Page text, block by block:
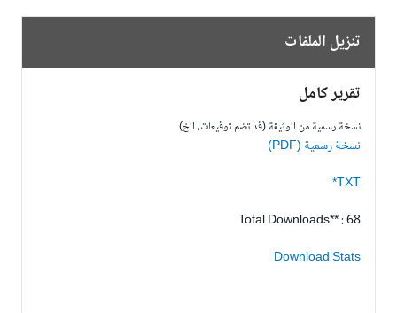
تنزيل الملفات
تقرير كامل
نسخة رسمية من الوثيقة (قد تضم توقيعات، الخ)
نسخة رسمية (PDF)
TXT*
Total Downloads** : 68
Download Stats